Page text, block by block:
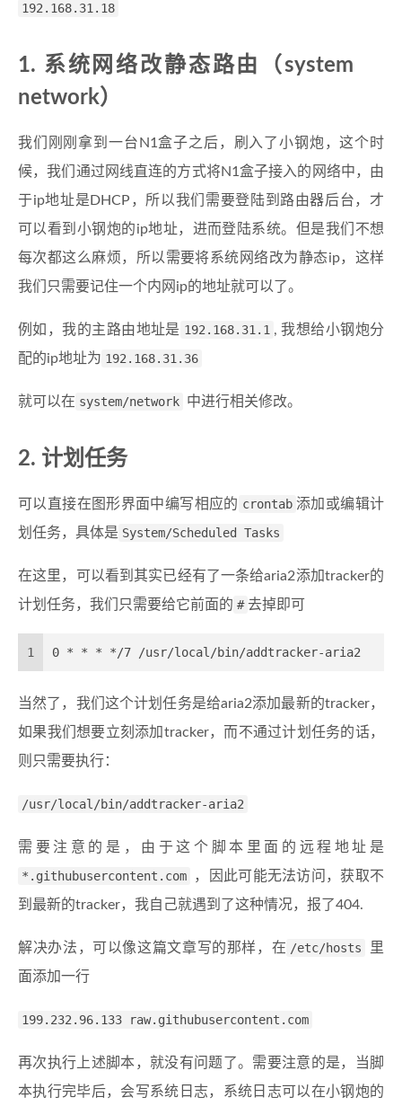
192.168.31.18
1. 系统网络改静态路由（system
network）
我们刚刚拿到一台N1盒子之后，刷入了小钢炮，这个时
候，我们通过网线直连的方式将N1盒子接入的网络中，由
于ip地址是DHCP，所以我们需要登陆到路由器后台，才
可以看到小钢炮的ip地址，进而登陆系统。但是我们不想
每次都这么麻烦，所以需要将系统网络改为静态ip，这样
我们只需要记住一个内网ip的地址就可以了。
例如，我的主路由地址是 192.168.31.1 , 我想给小钢炮分
配的ip地址为 192.168.31.36
就可以在 system/network 中进行相关修改。
2. 计划任务
可以直接在图形界面中编写相应的 crontab 添加或编辑计
划任务，具体是 System/Scheduled Tasks
在这里，可以看到其实已经有了一条给aria2添加tracker的
计划任务，我们只需要给它前面的 # 去掉即可
1 0 * * * */7 /usr/local/bin/addtracker-aria2
当然了，我们这个计划任务是给aria2添加最新的tracker，
如果我们想要立刻添加tracker，而不通过计划任务的话，
则只需要执行：
/usr/local/bin/addtracker-aria2
需要注意的是，由于这个脚本里面的远程地址是
*.githubusercontent.com
，因此可能无法访问，获取不
到最新的tracker，我自己就遇到了这种情况，报了404.
解决办法，可以像这篇文章写的那样，在 /etc/hosts
里
面添加一行
199.232.96.133 raw.githubusercontent.com
再次执行上述脚本，就没有问题了。需要注意的是，当脚
本执行完毕后，会写系统日志，系统日志可以在小钢炮的